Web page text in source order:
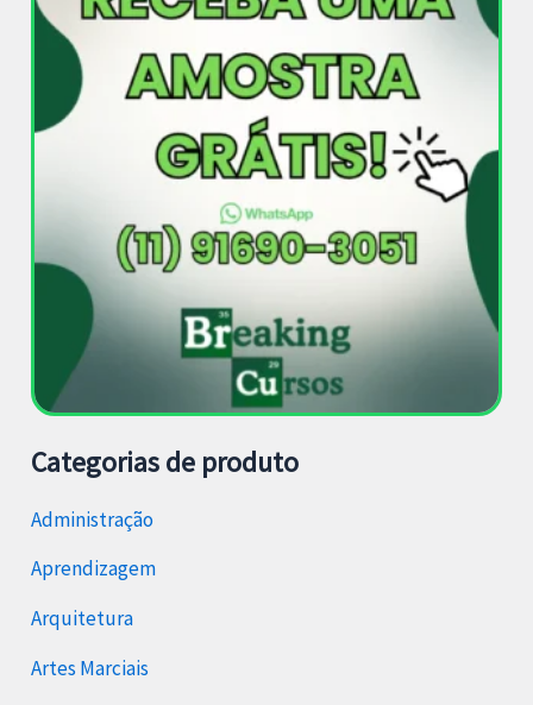
Categorias de produto
Administração
Aprendizagem
Arquitetura
Artes Marciais